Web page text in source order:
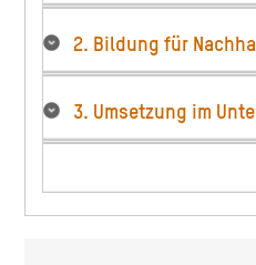
2. Bildung für
3. Umsetzung im